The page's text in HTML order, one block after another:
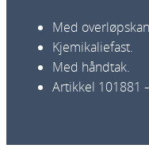
Med
Kjemikaliefast.
Med håndtak.
Artikkel 101881